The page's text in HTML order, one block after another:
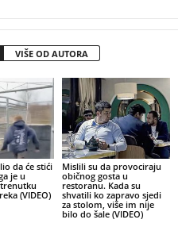
VIŠE OD AUTORA
da će stići
je u
(VIDEO)
Mislili su da provociraju
običnog gosta u
restoranu. Kada su
shvatili ko zapravo sjedi
za stolom, više im nije
bilo do šale (VIDEO)